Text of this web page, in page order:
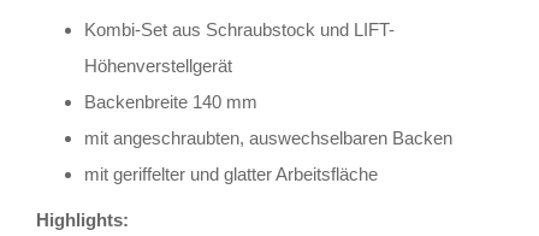
Kombi-Set aus Schraubstock und LIFT-
Höhenverstellgerät
Backenbreite 140 mm
mit angeschraubten, auswechselbaren Backen
mit geriffelter und glatter Arbeitsfläche
Highlights: